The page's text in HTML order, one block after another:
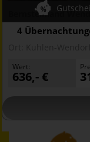
Bernsteinland
4
Wert:
636,- €